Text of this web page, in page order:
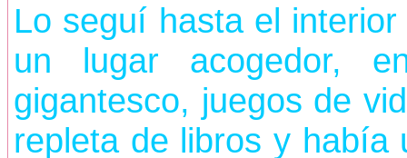
Lo seguí hasta el
un lugar acogedor,
gigantesco, juegos de
repleta de libros y había